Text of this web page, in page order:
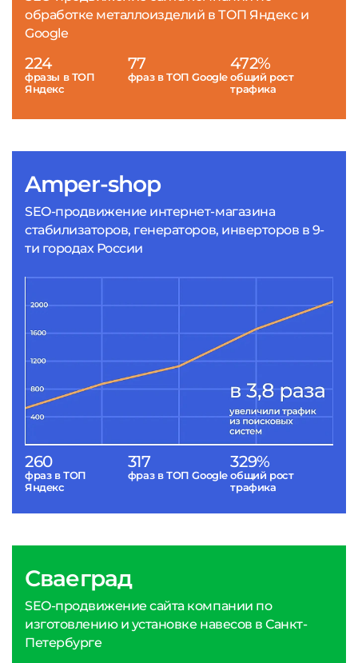
Amper-shop
SEO-продвижение интернет-магазина
стабилизаторов, генераторов, инверторов в 9-
ти городах России
260
фраз в ТОП
Яндекс
317
фраз в ТОП Google
329%
общий рост
трафика
обработке металлоизделий в ТОП Яндекс и
Google
224
фразы в ТОП
Яндекс
77
фраз в ТОП Google
472%
общий рост
трафика
Сваеград
SEO-продвижение сайта компании по
изготовлению и установке навесов в Санкт-
Петербурге